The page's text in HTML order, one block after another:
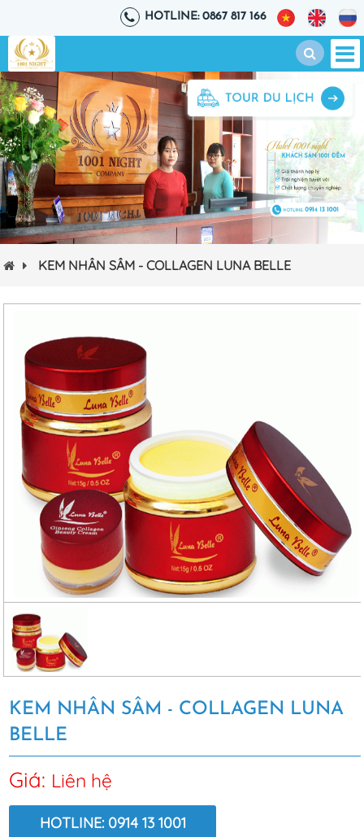
HOTLINE: 0867 817 166
KEM NHÂN SÂM - COLLAGEN LUNA BELLE
KEM NHÂN SÂM - COLLAGEN LUNA
BELLE
Giá: Liên hệ
HOTLINE: 0914 13 1001